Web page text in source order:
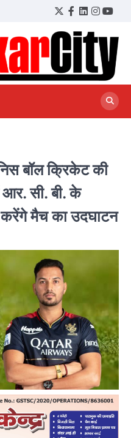
Twitter
Facebook
LinkedIn
बॉल क्रिकेट की
सी. बी. के
करेंगे मैच का उदघाटन